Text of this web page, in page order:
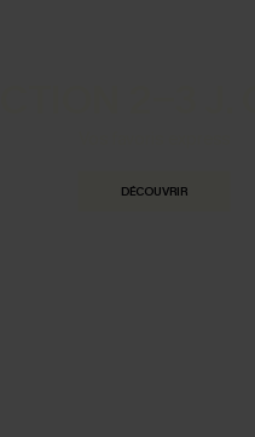
DÉCOUVRIR